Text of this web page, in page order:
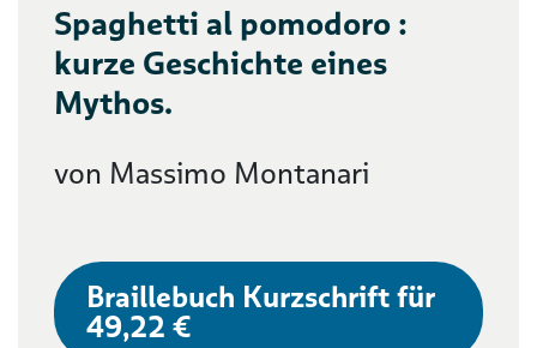
Spaghetti al pomodoro :
kurze Geschichte eines
Mythos.
von Massimo Montanari
Braillebuch Kurzschrift für
49,22 €